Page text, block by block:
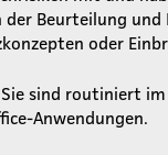
der Beurteilung und
oder
sind routiniert
Anwendungen.